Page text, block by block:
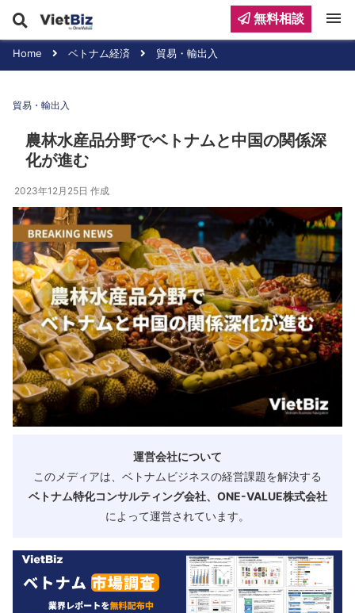
Home ベトナム経済 貿易・輸出入
貿易・輸出入
農林水産品分野でベトナムと中国の関係深
化が進む
2023年12月25日 作成
運営会社について
このメディアは、ベトナムビジネスの経営課題を解決する
ベトナム特化コンサルティング会社、ONE-VALUE株式会社
によって運営されています。
無料相談 menu